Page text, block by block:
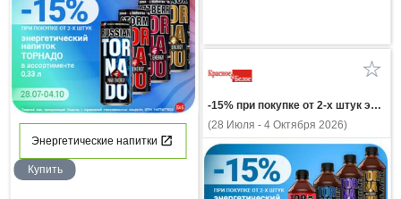
Энергетические напитки
Купить
-15% при покупке от 2-х штук энергетический напиток ТОРНАДО в ассортимент 0,473л
(28 Июля - 4 Октября 2026)